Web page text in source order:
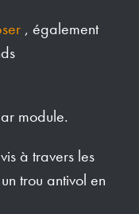
, également
module.
à travers les
trou antivol en